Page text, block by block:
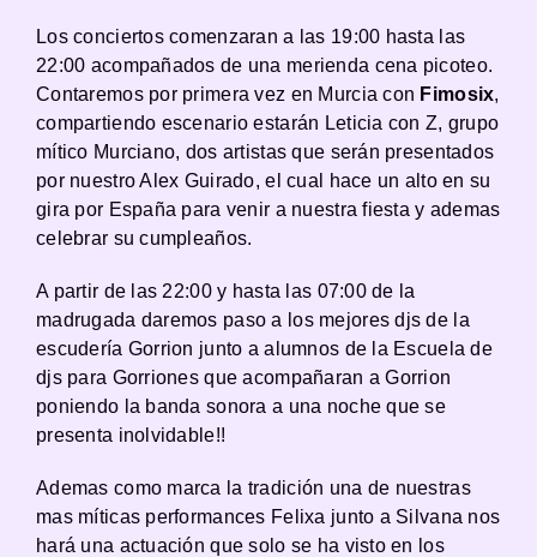
Los conciertos comenzaran a las 19:00 hasta las
22:00 acompañados de una merienda cena picoteo.
Contaremos por primera vez en Murcia con Fimosix,
compartiendo escenario estarán Leticia con Z, grupo
mítico Murciano, dos artistas que serán presentados
por nuestro Alex Guirado, el cual hace un alto en su
gira por España para venir a nuestra fiesta y ademas
celebrar su cumpleaños.
A partir de las 22:00 y hasta las 07:00 de la
madrugada daremos paso a los mejores djs de la
escudería Gorrion junto a alumnos de la Escuela de
djs para Gorriones que acompañaran a Gorrion
poniendo la banda sonora a una noche que se
presenta inolvidable!!
Ademas como marca la tradición una de nuestras
mas míticas performances Felixa junto a Silvana nos
hará una actuación que solo se ha visto en los